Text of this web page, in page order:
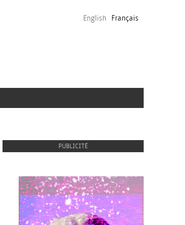
English
Français
PUBLICITÉ
proulx_jessicamaccormack2015-